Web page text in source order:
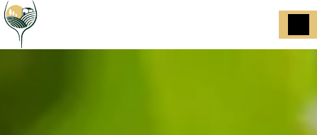
Panneau de gestion des cookies